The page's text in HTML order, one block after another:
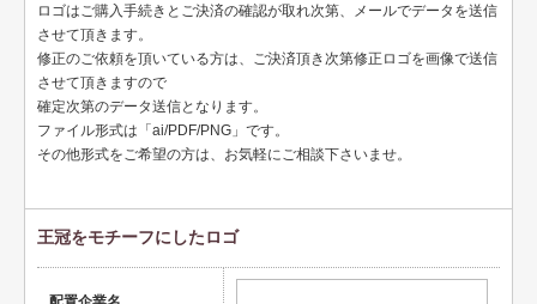
ＩＴ
不動産
美容・サロン
イラスト系
ロゴはご購入手続きとご決済の確認が取れ次第、メールでデータを送信
させて頂きます。
修正のご依頼を頂いている方は、ご決済頂き次第修正ロゴを画像で送信
させて頂きますので
確定次第のデータ送信となります。
ファイル形式は「ai/PDF/PNG」です。
その他形式をご希望の方は、お気軽にご相談下さいませ。
王冠をモチーフにしたロゴ